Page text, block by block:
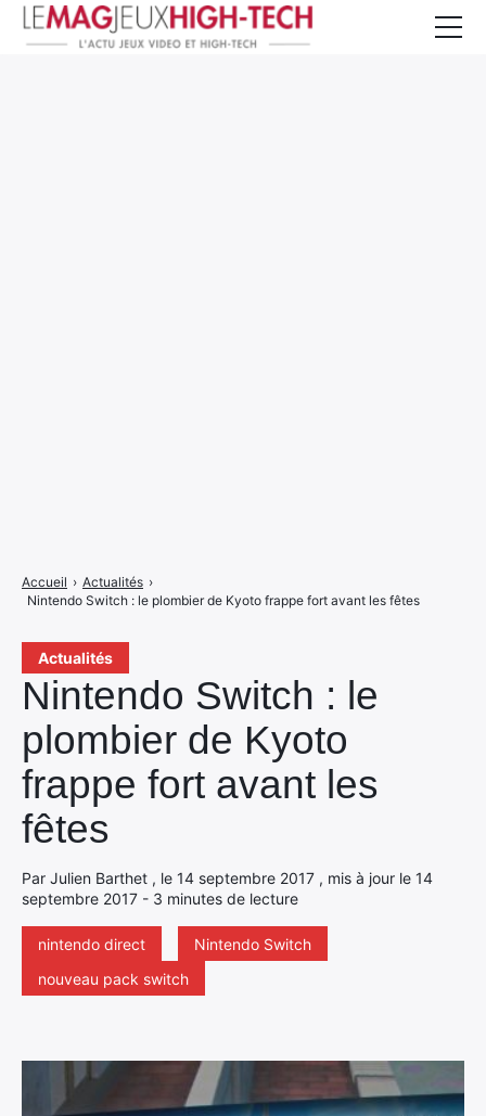
Actualités
Nintendo Switch : le
plombier de Kyoto
frappe fort avant les
fêtes
Par Julien Barthet , le 14 septembre 2017 , mis à jour le 14
septembre 2017 - 3 minutes de lecture
nintendo direct
Nintendo Switch
nouveau pack switch
Accueil › Actualités ›
Nintendo Switch : le plombier de Kyoto frappe fort avant les fêtes